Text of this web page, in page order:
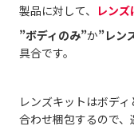
製品に対して、 レン
”ボディのみ”か”レン
具合です。
レンズキットはボデ
合わせ梱包するので、